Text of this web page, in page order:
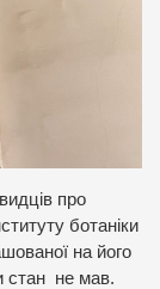
про
ботаніки
на його
стан не мав.